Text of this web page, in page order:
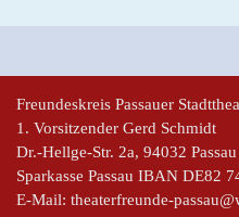
Freundeskreis Passauer
1. Vorsitzender Gerd Schmidt
Dr.-Hellge-Str. 2a, 94032 Passau
Sparkasse Passau IBAN DE82
E-Mail: theaterfreunde-